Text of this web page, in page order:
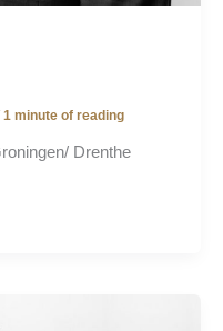
1 minute of reading
Drenthe